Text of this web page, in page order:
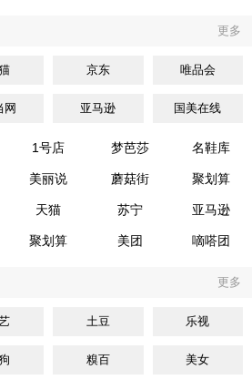
更多
京东 唯品会
网 亚马逊 国美在线
1号店 梦芭莎 名鞋库
美丽说 蘑菇街 聚划算
天猫 苏宁 亚马逊
聚划算 美团 嘀嗒团
更多
土豆 乐视
糗百 美女